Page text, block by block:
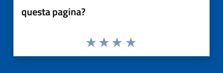
questa pagina?